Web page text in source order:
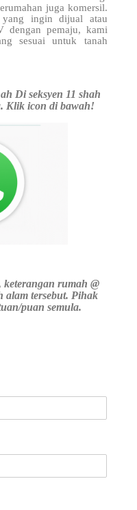
juga komersil.
ingin dijual atau
dengan pemaju, kami
sesuai untuk tanah
Di seksyen 11 shah
Klik icon di bawah!
rumah @
alam tersebut. Pihak
puan semula.